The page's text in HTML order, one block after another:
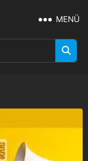
MENÜ